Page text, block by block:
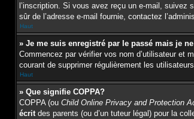
l’inscription. Si vous avez reçu un e-mail, suivez
sûr de l’adresse e-mail fournie, contactez
Haut
» Je me suis enregistré par le passé mais je
Commencez par vérifier vos nom d’utilisateur et
courant de supprimer régulièrement les
Haut
» Que signifie COPPA?
COPPA (ou Child Online Privacy and Protection
écritdes parents (ou d’un tuteur légal) pour la